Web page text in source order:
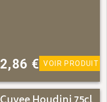
2,86 € VOIR PRODUIT